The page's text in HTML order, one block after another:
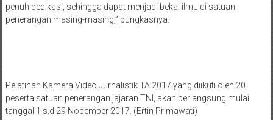
penuh dedikasi, sehingga dapat menjadi bekal ilmu di satuan
penerangan masing-masing,” pungkasnya.
Pelatihan Kamera Video Jurnalistik TA 2017 yang diikuti oleh 20
peserta satuan penerangan jajaran TNI, akan berlangsung mulai
tanggal 1 s.d 29 Nopember 2017. (Ertin Primawati)